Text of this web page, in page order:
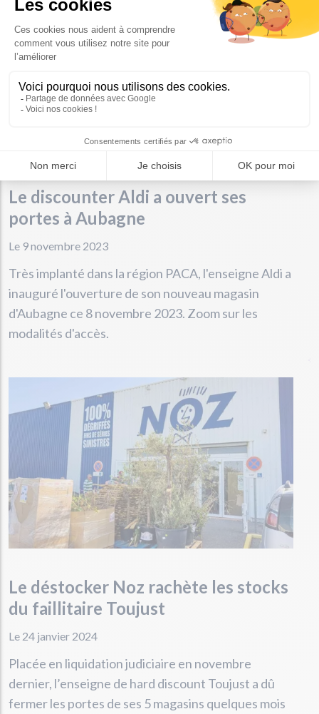
Le discounter Aldi a ouvert ses
portes à Aubagne
Le 9 novembre 2023
Très implanté dans la région PACA, l'enseigne Aldi a
inauguré l'ouverture de son nouveau magasin
d'Aubagne ce 8 novembre 2023. Zoom sur les
modalités d'accès.
Le déstocker Noz rachète les stocks
du faillitaire Toujust
Le 24 janvier 2024
Placée en liquidation judiciaire en novembre
dernier, l’enseigne de hard discount Toujust a dû
fermer les portes de ses 5 magasins quelques mois